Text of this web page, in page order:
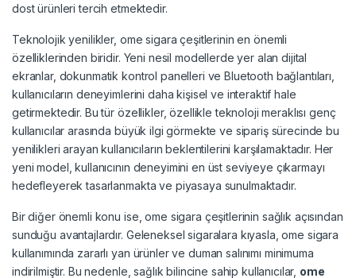
dost ürünleri tercih etmektedir.
Teknolojik yenilikler, ome sigara çeşitlerinin en önemli
özelliklerinden biridir. Yeni nesil modellerde yer alan dijital
ekranlar, dokunmatik kontrol panelleri ve Bluetooth bağlantıları,
kullanıcıların deneyimlerini daha kişisel ve interaktif hale
getirmektedir. Bu tür özellikler, özellikle teknoloji meraklısı genç
kullanıcılar arasında büyük ilgi görmekte ve sipariş sürecinde bu
yenilikleri arayan kullanıcıların beklentilerini karşılamaktadır. Her
yeni model, kullanıcının deneyimini en üst seviyeye çıkarmayı
hedefleyerek tasarlanmakta ve piyasaya sunulmaktadır.
Bir diğer önemli konu ise, ome sigara çeşitlerinin sağlık açısından
sunduğu avantajlardır. Geleneksel sigaralara kıyasla, ome sigara
kullanımında zararlı yan ürünler ve duman salınımı minimuma
indirilmiştir. Bu nedenle, sağlık bilincine sahip kullanıcılar, ome